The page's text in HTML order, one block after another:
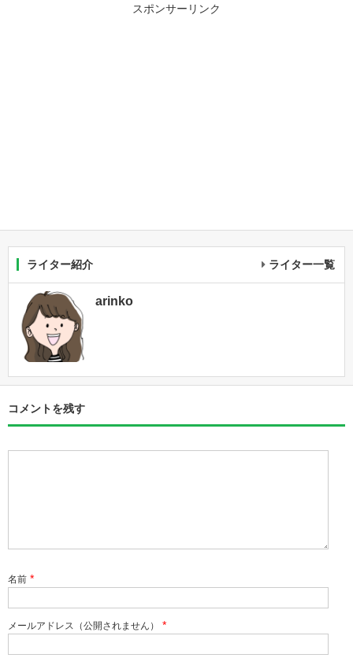
スポンサーリンク
ライター紹介 ライター一覧
arinko
コメントを残す
名前 *
メールアドレス（公開されません） *